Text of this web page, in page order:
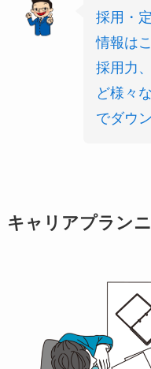
採用・
情報は
採用力
ど様々
でダウ
キャリアプラン